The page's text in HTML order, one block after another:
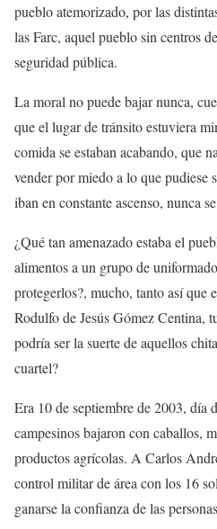
pueblo atemorizado, por las
las Farc, aquel pueblo sin centros
seguridad pública.
La moral no puede bajar nunca,
que el lugar de tránsito estuviera
comida se estaban acabando, que
vender por miedo a lo que pudiese
iban en constante ascenso, nunca
¿Qué tan amenazado estaba el
alimentos a un grupo de
protegerlos?, mucho, tanto así que
Rodulfo de Jesús Gómez Centina,
podría ser la suerte de aquellos
cuartel?
Era 10 de septiembre de 2003, día
campesinos bajaron con caballos,
productos agrícolas. A Carlos
control militar de área con los 16
ganarse la confianza de las